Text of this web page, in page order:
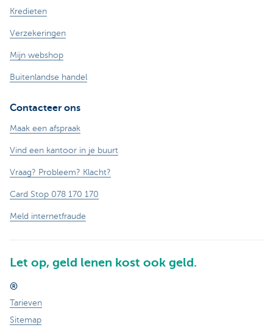
Kredieten
Verzekeringen
Mijn webshop
Buitenlandse handel
Contacteer ons
Maak een afspraak
Vind een kantoor in je buurt
Vraag? Probleem? Klacht?
Card Stop 078 170 170
Meld internetfraude
Let op, geld lenen kost ook geld.
®
Tarieven
Sitemap